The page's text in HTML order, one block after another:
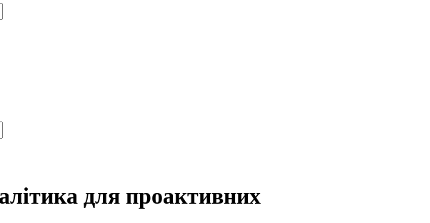
для проактивних